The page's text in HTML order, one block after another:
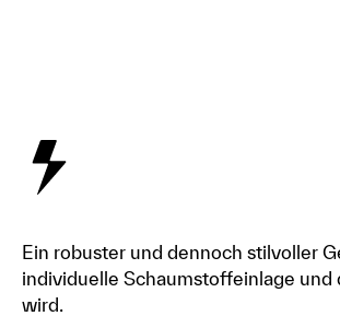
Ein robuster und dennoch stilvoller
individuelle Schaumstoffeinlage und
wird.